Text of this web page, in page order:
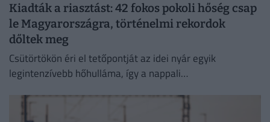
Kiadták a riasztást: 42 fokos pokoli hőség csap
le Magyarországra, történelmi rekordok
dőltek meg
Csütörtökön éri el tetőpontját az idei nyár egyik
legintenzívebb hőhulláma, így a nappali